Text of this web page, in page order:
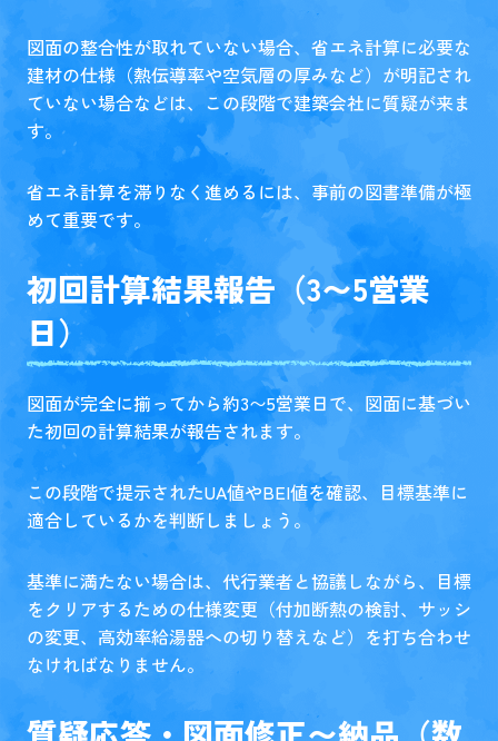
図面の整合性が取れていない場合、省エネ計算に必要な
建材の仕様（熱伝導率や空気層の厚みなど）が明記され
ていない場合などは、この段階で建築会社に質疑が来ま
す。
省エネ計算を滞りなく進めるには、事前の図書準備が極
めて重要です。
初回計算結果報告（3〜5営業
日）
図面が完全に揃ってから約3〜5営業日で、図面に基づい
た初回の計算結果が報告されます。
この段階で提示されたUA値やBEI値を確認、目標基準に
適合しているかを判断しましょう。
基準に満たない場合は、代行業者と協議しながら、目標
をクリアするための仕様変更（付加断熱の検討、サッシ
の変更、高効率給湯器への切り替えなど）を打ち合わせ
なければなりません。